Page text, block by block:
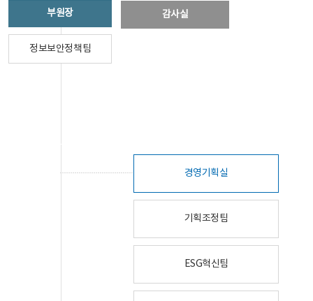
부원장
정보보안정책팀
감사실
경영기획실
기획조정팀
ESG혁신팀